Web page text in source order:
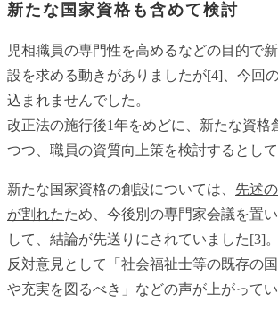
新たな国家資格も含めて検討
児相職員の専門性を高めるなどの目的で
設を求める動きがありましたが[4]、今回
込まれませんでした。
改正法の施行後1年をめどに、新たな資格
つつ、職員の資質向上策を検討するとして
新たな国家資格の創設については、 先述
が割れたため、今後別の専門家会議を置
して、結論が先送りにされていました[3]。
反対意見として「社会福祉士等の既存の
や充実を図るべき」などの声が上がってい